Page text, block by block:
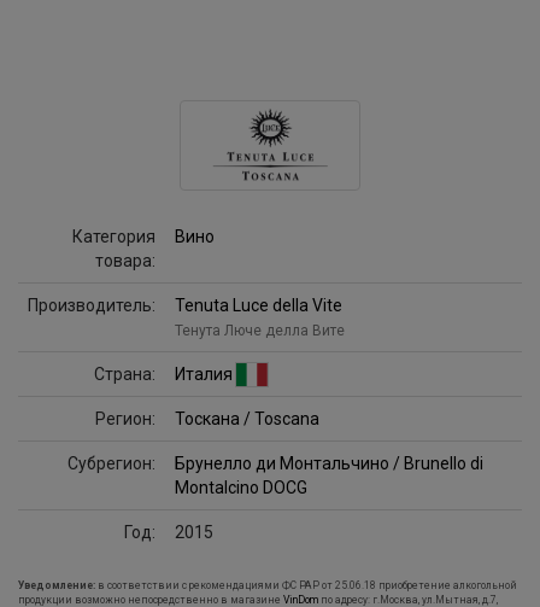
Категория
товара:
Вино
Производитель: Tenuta Luce della Vite
Тенута Люче делла Вите
Страна: Италия
Регион: Тоскана / Toscana
Субрегион:
Брунелло ди Монтальчино / Brunello di
Montalcino DOCG
Год: 2015
Уведомление: в соответствии с рекомендациями ФС РАР от 25.06.18 приобретение алкогольной
продукции возможно непосредственно в магазине VinDom по адресу: г.Москва, ул.Мытная, д.7,